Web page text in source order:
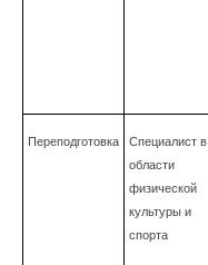
Переподготовка
Специалист в
области
физической
культуры и
спорта